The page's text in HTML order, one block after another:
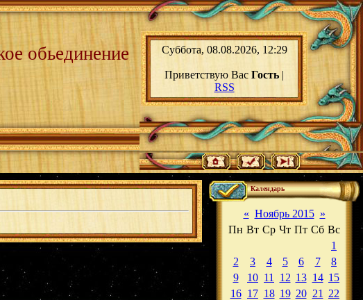
Суббота, 08.08.2026, 12:29
Приветствую Вас Гость |
RSS
обьединение
Календарь
« Ноябрь 2015 »
Пн Вт Ср Чт Пт Сб Вс
1
2
3 4 5 6 7
8
9
10 11 12 13 14 15
16 17 18 19 20 21
22